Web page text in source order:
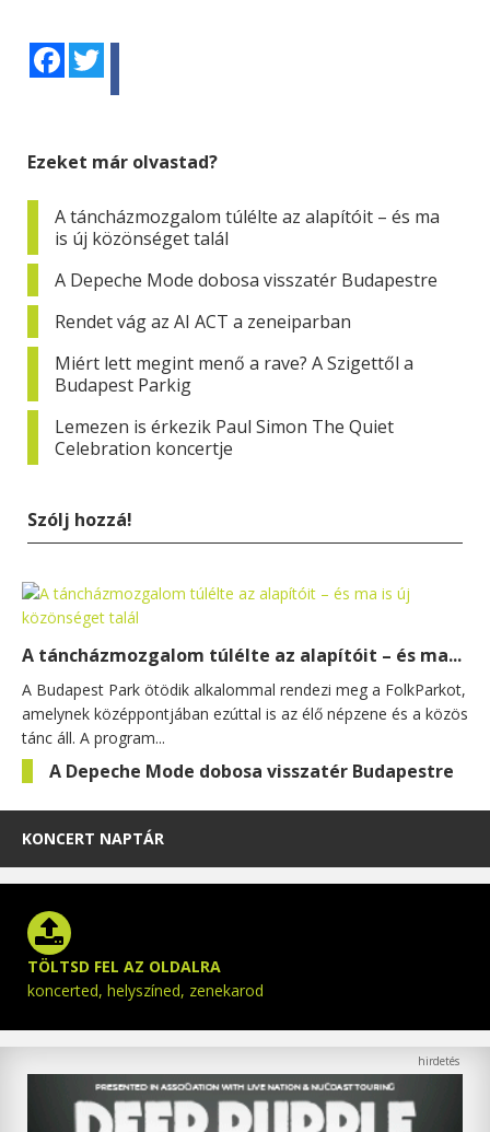
Facebook
Ezeket már olvastad?
A táncházmozgalom túlélte az alapítóit – és ma
is új közönséget talál
A Depeche Mode dobosa visszatér Budapestre
Rendet vág az AI ACT a zeneiparban
Miért lett megint menő a rave? A Szigettől a
Budapest Parkig
Lemezen is érkezik Paul Simon The Quiet
Celebration koncertje
Szólj hozzá!
A táncházmozgalom túlélte az alapítóit – és ma...
A Budapest Park ötödik alkalommal rendezi meg a FolkParkot,
amelynek középpontjában ezúttal is az élő népzene és a közös
tánc áll. A program...
A Depeche Mode dobosa visszatér Budapestre
KONCERT NAPTÁR
TÖLTSD FEL AZ OLDALRA
koncerted, helyszíned, zenekarod